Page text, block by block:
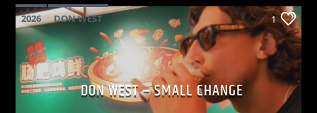
2026
DON WEST
MAINSQUARE FESTIVAL 2026
POP
1
DON WEST – SMALL CHANGE